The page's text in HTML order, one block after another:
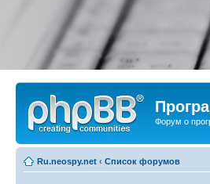
Форум о
Ru.neospy.net ‹ Список форумов